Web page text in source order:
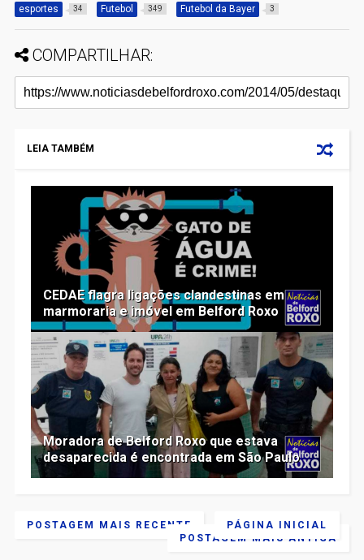
esportes 34 Futebol 349 Futebol da Bayer 3
COMPARTILHAR:
LEIA TAMBÉM
CEDAE flagra ligações clandestinas em
marmoraria e imóvel em Belford Roxo
Moradora de Belford Roxo que estava
desaparecida é encontrada em São Paulo
POSTAGEM MAIS RECENTE
POSTAGEM MAIS ANTIGA
PÁGINA INICIAL